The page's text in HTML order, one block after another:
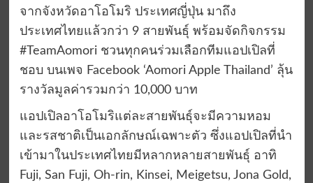
จากจังหวัดอาโอโมริ ประเทศญี่ปุ่น มาถึง
ประเทศไทยแล้วกว่า 9 สายพันธุ์ พร้อมจัดกิจกรรม
#TeamAomori ชวนทุกคนร่วมเลือกทีมแอปเปิลที่
ชอบ บนเพจ Facebook ‘Aomori Apple Thailand’ ลุ้น
รางวัลมูลค่ารวมกว่า 10,000 บาท
แอปเปิลอาโอโมริแต่ละสายพันธุ์จะมีความหอม
และรสชาติเป็นเอกลักษณ์เฉพาะตัว ซึ่งแอปเปิลที่นำ
เข้ามาในประเทศไทยมีหลากหลายสายพันธุ์ อาทิ
Fuji, San Fuji, Oh-rin, Kinsei, Meigetsu, Jona Gold,